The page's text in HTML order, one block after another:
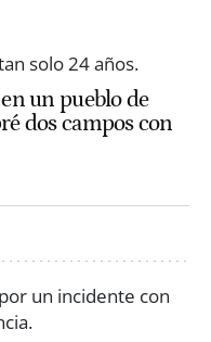
un pueblo de
dos campos con